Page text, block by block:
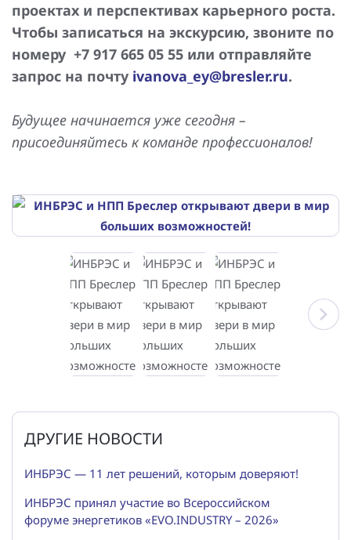
проектах и перспективах карьерного роста.
Чтобы записаться на экскурсию, звоните по
номеру +7 917 665 05 55 или отправляйте
запрос на почту ivanova_ey@bresler.ru.
Будущее начинается уже сегодня –
присоединяйтесь к команде профессионалов!
ДРУГИЕ НОВОСТИ
ИНБРЭС — 11 лет решений, которым доверяют!
ИНБРЭС принял участие во Всероссийском
форуме энергетиков «EVO.INDUSTRY – 2026»